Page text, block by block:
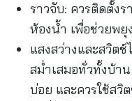
ราวจับ: ควรติดตั้ง
ห้องน้ำ เพื่อช่วยพยุ
แสงสว่างและสวิต
สม่ำเสมอทั่วทั้งบ้า
บ่อย และควรใช้สวิ